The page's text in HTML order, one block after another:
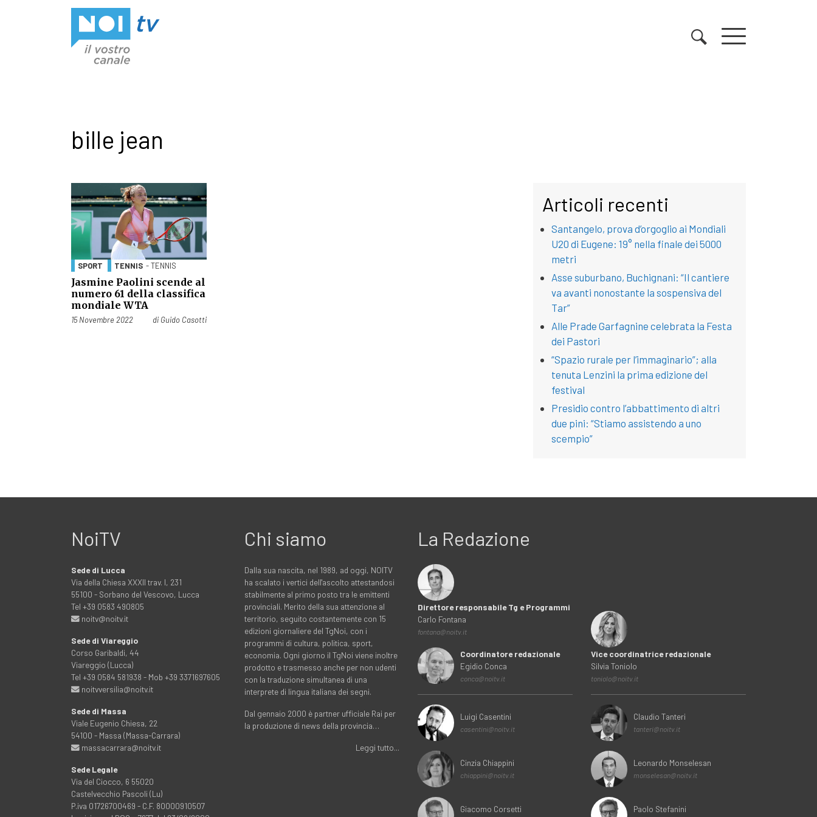
bille jean
SPORT TENNIS - TENNIS
Jasmine Paolini scende al
numero 61 della classifica
mondiale WTA
Pubblicato il
15 Novembre 2022 di Guido Casotti
Articoli recenti
Santangelo, prova d’orgoglio ai Mondiali
U20 di Eugene: 19° nella finale dei 5000
metri
Asse suburbano, Buchignani: “Il cantiere
va avanti nonostante la sospensiva del
Tar”
Alle Prade Garfagnine celebrata la Festa
dei Pastori
“Spazio rurale per l’immaginario”; alla
tenuta Lenzini la prima edizione del
festival
Presidio contro l’abbattimento di altri
due pini: “Stiamo assistendo a uno
scempio”
NoiTV
Sede di Lucca
Via della Chiesa XXXII trav. I, 231
55100 - Sorbano del Vescovo, Lucca
Tel +39 0583 490805
noitv@noitv.it
Sede di Viareggio
Corso Garibaldi, 44
Viareggio (Lucca)
Tel +39 0584 581938 - Mob +39 3371697605
noitvversilia@noitv.it
Sede di Massa
Viale Eugenio Chiesa, 22
54100 - Massa (Massa-Carrara)
massacarrara@noitv.it
Sede Legale
Via del Ciocco, 6 55020
Castelvecchio Pascoli (Lu)
P.iva 01726700469 - C.F. 80000910507
Chi siamo
Dalla sua nascita, nel 1989, ad oggi, NOITV
ha scalato i vertici dell'ascolto attestandosi
stabilmente al primo posto tra le emittenti
provinciali. Merito della sua attenzione al
territorio, seguito costantemente con 15
edizioni giornaliere del TgNoi, con i
programmi di cultura, politica, sport,
economia. Ogni giorno il TgNoi viene inoltre
prodotto e trasmesso anche per non udenti
con la traduzione simultanea di una
interprete di lingua italiana dei segni.
Dal gennaio 2000 è partner ufficiale Rai per
la produzione di news della provincia…
Leggi tutto...
La Redazione
Direttore responsabile Tg e Programmi
Carlo Fontana
fontana@noitv.it
Coordinatore redazionale
Egidio Conca
conca@noitv.it
Luigi Casentini
casentini@noitv.it
Cinzia Chiappini
chiappini@noitv.it
Giacomo Corsetti
Vice coordinatrice redazionale
Silvia Toniolo
toniolo@noitv.it
Claudio Tanteri
tanteri@noitv.it
Leonardo Monselesan
monselesan@noitv.it
Paolo Stefanini